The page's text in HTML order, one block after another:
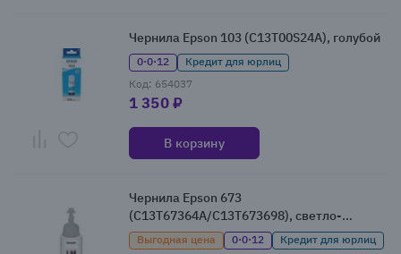
Чернила Epson 103 (C13T00S24A), голубой
0·0·12
Кредит для юрлиц
Код: 654037
1 350 ₽
В корзину
Чернила Epson 673
(C13T67364A/C13T673698), светло-
пурпурный
Выгодная цена 0·0·12
Кредит для юрлиц